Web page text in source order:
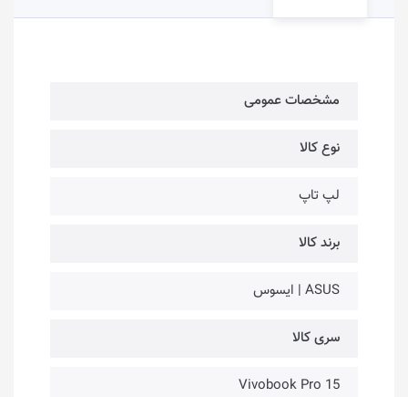
مشخصات عمومی
نوع کالا
لپ تاپ
برند کالا
ASUS | ایسوس
سری کالا
Vivobook Pro 15